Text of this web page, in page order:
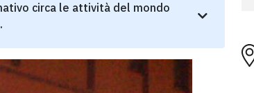
circa le attività del mondo